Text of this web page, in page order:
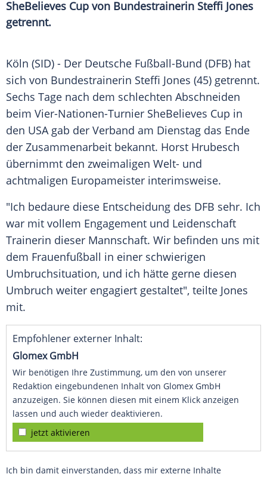
SheBelieves Cup von Bundestrainerin Steffi Jones
getrennt.
Köln (SID) - Der Deutsche Fußball-Bund (DFB) hat
sich von Bundestrainerin Steffi Jones (45) getrennt.
Sechs Tage nach dem schlechten Abschneiden
beim Vier-Nationen-Turnier SheBelieves Cup in
den USAgab der Verband am Dienstag das Ende
der Zusammenarbeit bekannt. Horst Hrubesch
übernimmt den zweimaligen Welt- und
achtmaligen Europameister interimsweise.
"Ich bedaure diese Entscheidung des DFB sehr. Ich
war mit vollem Engagement und Leidenschaft
Trainerin dieser Mannschaft. Wir befinden uns mit
dem Frauenfußball in einer schwierigen
Umbruchsituation, und ich hätte gerne diesen
Umbruch weiter engagiert gestaltet", teilte Jones
mit.
Empfohlener externer Inhalt:
Glomex GmbH
Wir benötigen Ihre Zustimmung, um den von unserer
Redaktion eingebundenen Inhalt von Glomex GmbH
anzuzeigen. Sie können diesen mit einem Klick anzeigen
lassen und auch wieder deaktivieren.
jetzt aktivieren
Ich bin damit einverstanden, dass mir externe Inhalte